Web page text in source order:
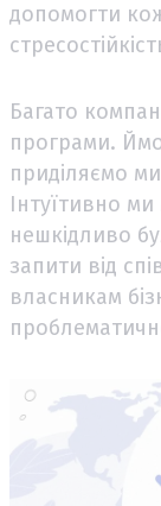
допомогти
Багато
програми.
приділяємо
Інтуїтивно
нешкідливо
запити від
власникам